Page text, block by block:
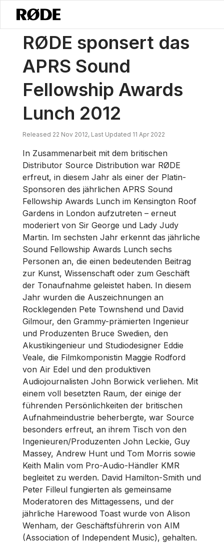
Nachrichten / RØDE Sponsert Das Mittagessen Der 2012 APRS
RØDE sponsert das
APRS Sound
Fellowship Awards
Lunch 2012
Released 22 Nov 2012, Last Updated 11 Apr 2022
In Zusammenarbeit mit dem britischen
Distributor Source Distribution war RØDE
erfreut, in diesem Jahr als einer der Platin-
Sponsoren des jährlichen APRS Sound
Fellowship Awards Lunch im Kensington Roof
Gardens in London aufzutreten – erneut
moderiert von Sir George und Lady Judy
Martin. Im sechsten Jahr erkennt das jährliche
Sound Fellowship Awards Lunch sechs
Personen an, die einen bedeutenden Beitrag
zur Kunst, Wissenschaft oder zum Geschäft
der Tonaufnahme geleistet haben. In diesem
Jahr wurden die Auszeichnungen an
Rocklegenden Pete Townshend und David
Gilmour, den Grammy-prämierten Ingenieur
und Produzenten Bruce Swedien, den
Akustikingenieur und Studiodesigner Eddie
Veale, die Filmkomponistin Maggie Rodford
von Air Edel und den produktiven
Audiojournalisten John Borwick verliehen. Mit
einem voll besetzten Raum, der einige der
führenden Persönlichkeiten der britischen
Aufnahmeindustrie beherbergte, war Source
besonders erfreut, an ihrem Tisch von den
Ingenieuren/Produzenten John Leckie, Guy
Massey, Andrew Hunt und Tom Morris sowie
Keith Malin vom Pro-Audio-Händler KMR
begleitet zu werden. David Hamilton-Smith und
Peter Filleul fungierten als gemeinsame
Moderatoren des Mittagessens, und der
jährliche Harewood Toast wurde von Alison
Wenham, der Geschäftsführerin von AIM
(Association of Independent Music), gehalten.